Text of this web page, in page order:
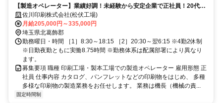
【製造オペレーター】業績好調！未経験から安定企業で正社員！20代・
30代活躍中！
佐川印刷株式会社(松伏工場)
月給205,000円～335,000円
埼玉県北葛飾郡
勤務曜日・時間 ［1］8:30～18:15 ［2］20:30～翌6:15 ※4勤2休制
※日勤夜勤ともに実働8.75時間 ※勤務体系は配属部署により異なり
ます。
募集要項 職種 印刷工場・製本工場での製造オペレーター 雇用形態 正
社員 仕事内容 カタログ、パンフレットなどの印刷物をはじめ、 多種
多様な印刷物の製造業務をお任せします。 業務は機長（機械の責...
固定時間制